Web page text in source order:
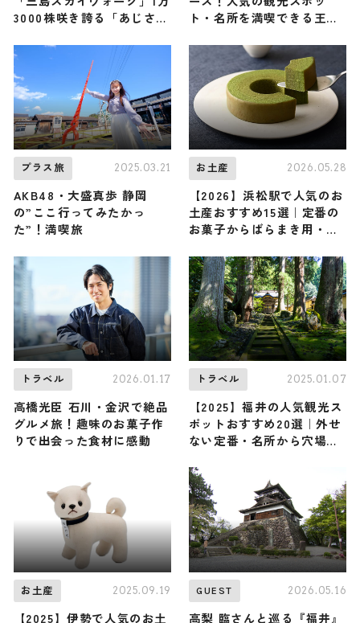
3000株咲き誇る「あじさい
ト・名所を満喫できる王道
プラス旅 2025.03.21
AKB48・大盛真歩 静岡
の”ここ行ってみたかっ
た”！満喫旅
お土産 2026.05.28
【2026】浜松駅で人気のお
土産おすすめ15選｜定番の
お菓子からばらまき用・浜
トラベル 2026.01.17
高橋光臣 石川・金沢で絶品
グルメ旅！趣味のお菓子作
りで出会った食材に感動
トラベル 2025.01.07
【2025】福井の人気観光ス
ポットおすすめ20選｜外せ
ない定番・名所から穴場ま
紹介
お土産 2025.09.19
【2025】伊勢で人気のお土
GUEST 2026.05.16
高梨 臨さんと巡る『福井』